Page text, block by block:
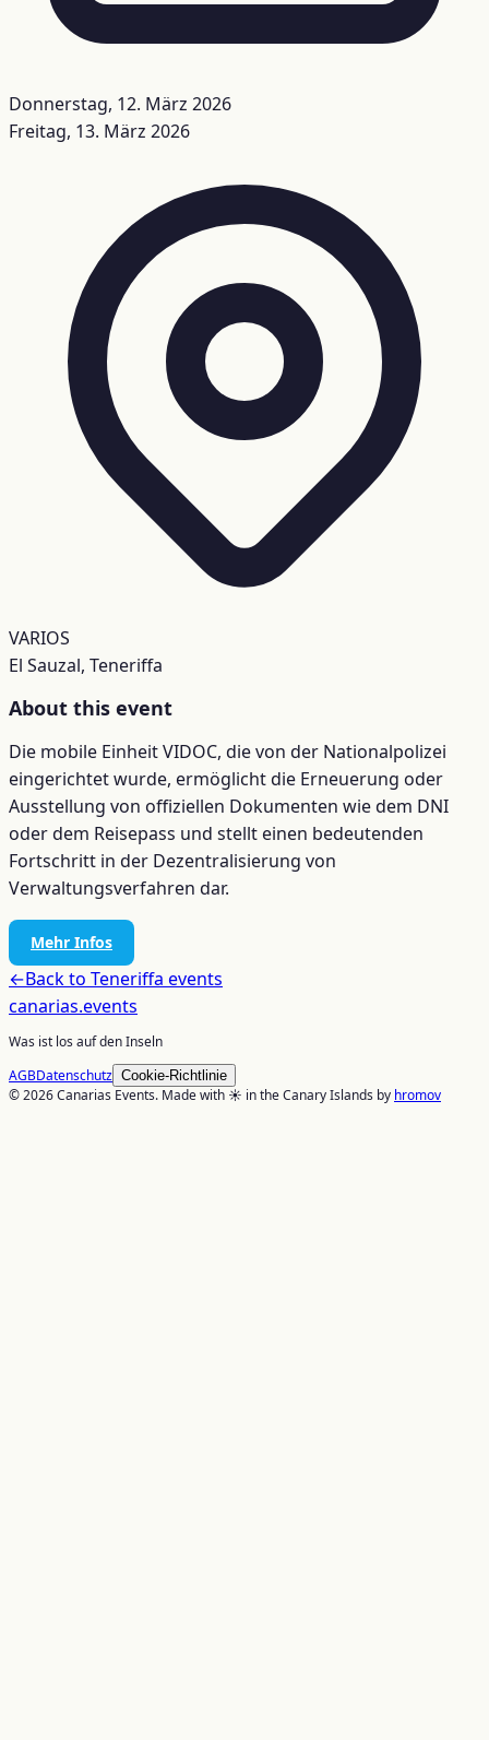
Donnerstag, 12. März 2026
Freitag, 13. März 2026
VARIOS
El Sauzal, Teneriffa
About this event
Die mobile Einheit VIDOC, die von der Nationalpolizei
eingerichtet wurde, ermöglicht die Erneuerung oder
Ausstellung von offiziellen Dokumenten wie dem DNI
oder dem Reisepass und stellt einen bedeutenden
Fortschritt in der Dezentralisierung von
Verwaltungsverfahren dar.
Mehr Infos
←Back to Teneriffa events
canarias.events
Was ist los auf den Inseln
AGBDatenschutz Cookie-Richtlinie
© 2026 Canarias Events. Made with ☀️ in the Canary Islands by hromov